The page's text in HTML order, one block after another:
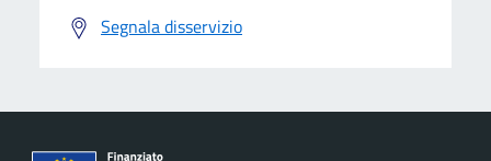
Segnala disservizio